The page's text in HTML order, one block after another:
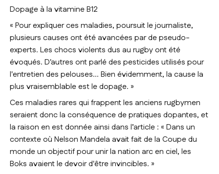
Dopage à la vitamine B12
« Pour expliquer ces maladies, poursuit le journaliste,
plusieurs causes ont été avancées par de pseudo-
experts. Les chocs violents dus au rugby ont été
évoqués. D'autres ont parlé des pesticides utilisés pour
l'entretien des pelouses... Bien évidemment, la cause la
plus vraisemblable est le dopage. »
Ces maladies rares qui frappent les anciens rugbymen
seraient donc la conséquence de pratiques dopantes, et
la raison en est donnée ainsi dans l’article : « Dans un
contexte où Nelson Mandela avait fait de la Coupe du
monde un objectif pour unir la nation arc en ciel, les
Boks avaient le devoir d'être invincibles. »